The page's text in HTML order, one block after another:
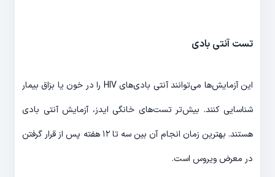
تست آنتی بادی
این آزمایش‌ها می‌توانند آنتی بادی‌های HIV را در خون یا بزاق بیمار
شناسایی کنند. بیش‌تر تست‌های خانگی ایدز، آزمایش آنتی بادی
هستند. بهترین زمان انجام آن بین سه تا ۱۲ هفته پس از قرار گرفتن
در معرض ویروس است.